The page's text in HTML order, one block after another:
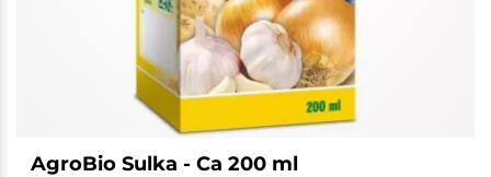
AgroBio Sulka - Ca 200 ml